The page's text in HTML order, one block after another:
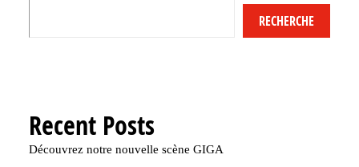
RECHERCHE
Recent Posts
Découvrez notre nouvelle scène GIGA